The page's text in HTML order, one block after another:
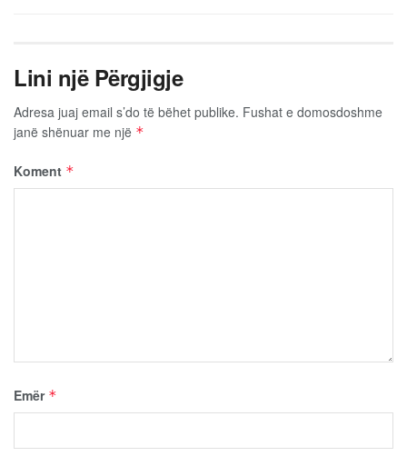
Lini një Përgjigje
Adresa juaj email s’do të bëhet publike. Fushat e domosdoshme
janë shënuar me një *
Koment *
Emër *